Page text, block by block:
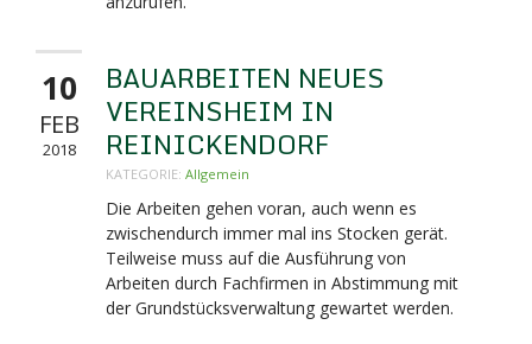
10
FEB
2018
BAUARBEITEN NEUES
VEREINSHEIM IN
REINICKENDORF
KATEGORIE: Allgemein
Die Arbeiten gehen voran, auch wenn es
zwischendurch immer mal ins Stocken gerät.
Teilweise muss auf die Ausführung von
Arbeiten durch Fachfirmen in Abstimmung mit
der Grundstücksverwaltung gewartet werden.